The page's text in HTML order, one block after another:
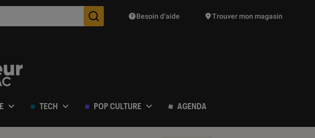
Des suggestions de produits vont vous être proposées
Besoin d’aide Trouver mon magasin
TECH POP CULTURE AGENDA